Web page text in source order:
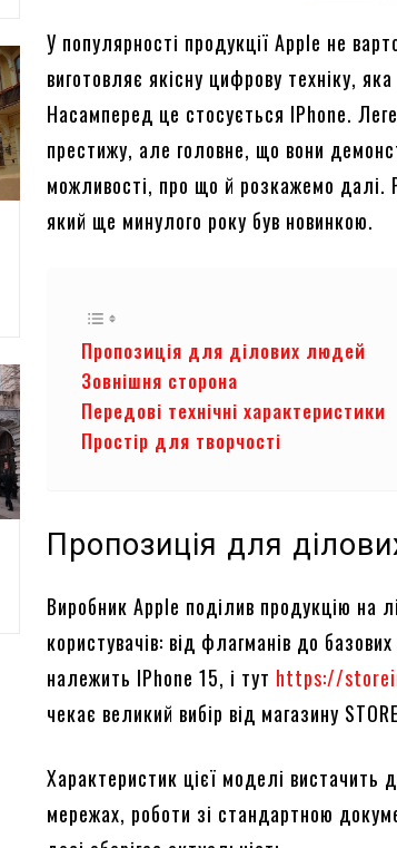
У популярності продукції Apple не
виготовляє якісну цифрову техніку,
Насамперед це стосується IPhone.
престижу, але головне, що вони
можливості, про що й розкажемо далі.
який ще минулого року був новинкою.
Пропозиція для ділових людей
Зовнішня сторона
Передові технічні характеристики
Простір для творчості
Пропозиція для
Виробник Apple поділив продукцію на
користувачів: від флагманів до
належить IPhone 15, і тут https://
чекає великий вибір від магазину
Характеристик цієї моделі вистачить
мережах, роботи зі стандартною